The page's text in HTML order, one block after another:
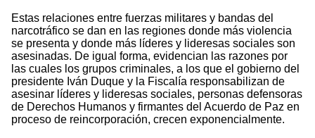
Estas relaciones entre fuerzas militares y bandas del
narcotráfico se dan en las regiones donde más violencia
se presenta y donde más líderes y lideresas sociales son
asesinadas. De igual forma, evidencian las razones por
las cuales los grupos criminales, a los que el gobierno del
presidente Iván Duque y la Fiscalía responsabilizan de
asesinar líderes y lideresas sociales, personas defensoras
de Derechos Humanos y firmantes del Acuerdo de Paz en
proceso de reincorporación, crecen exponencialmente.